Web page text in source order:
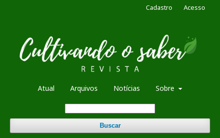
Atual Arquivos Notícias Sobre
Buscar
Cadastro Acesso